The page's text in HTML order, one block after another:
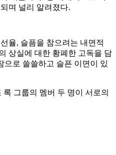
며 널리 알려졌다.
율, 슬픔을 참으려는 내면적
상실에 대한 황폐한 고독을 담
으로 쓸쓸하고 슬픈 이면이 있
록 그룹의 멤버 두 명이 서로의